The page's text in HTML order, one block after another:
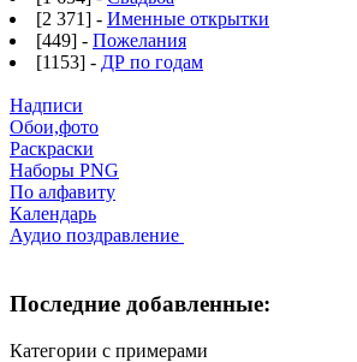
[2 371] - Именные открытки
[449] - Пожелания
[1153] - ДР по годам
Надписи
Обои,фото
Раскраски
Наборы PNG
По алфавиту
Календарь
Аудио поздравление
Последние добавленные:
Категории с примерами